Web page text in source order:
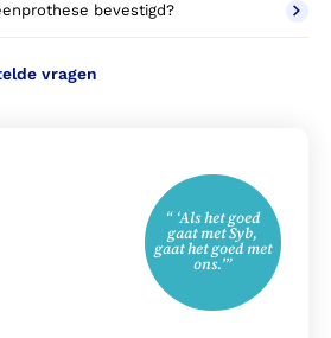
bevestigd?
vragen
“ ‘Als het goed
gaat met Syb,
gaat het goed met
ons.’”